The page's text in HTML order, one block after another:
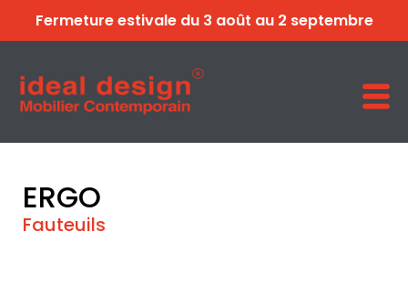
Fermeture estivale du 3 août au 2 septembre
ERGO
Fauteuils